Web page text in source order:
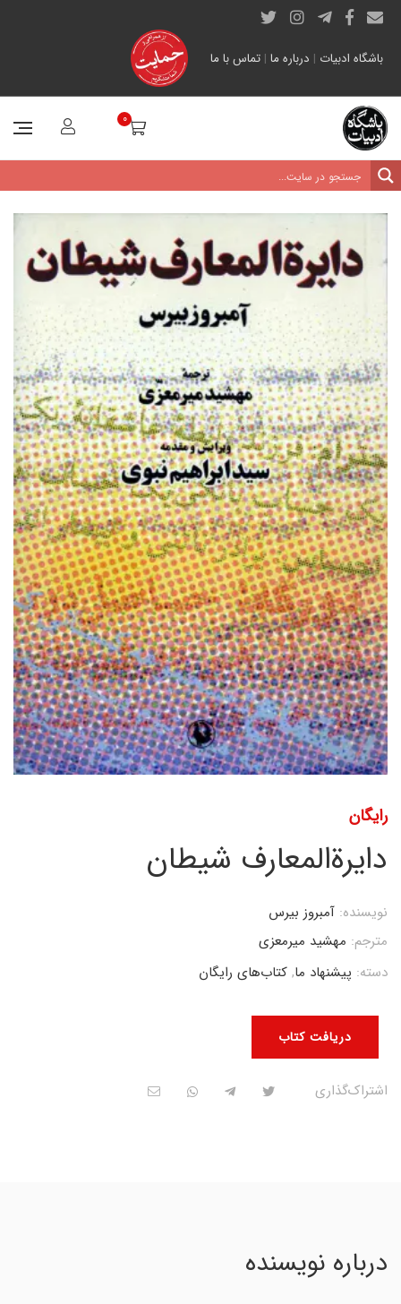
باشگاه ادبیات | درباره ما | تماس با ما
0
رایگان
دایرةالمعارف شیطان
دریافت کتاب
نویسنده: آمبروز بیرس
مترجم: مهشید میرمعزی
دسته: پیشنهاد ما, کتاب‌های رایگان
اشتراک‌گذاری
درباره نویسنده